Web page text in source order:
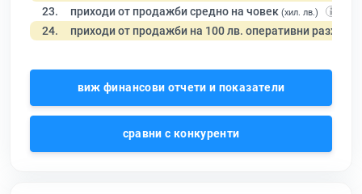
23. приходи от продажби средно на човек (хил. лв.)
24. приходи от продажби на 100 лв. оперативни разходи
виж финансови отчети и показатели
сравни с конкуренти